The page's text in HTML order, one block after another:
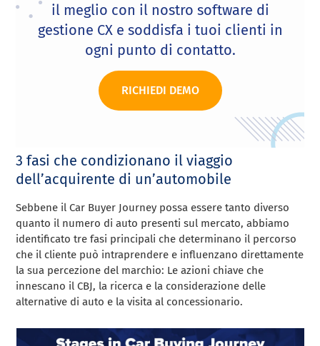
il meglio con il nostro software di
gestione CX e soddisfa i tuoi clienti in
ogni punto di contatto.
RICHIEDI DEMO
3 fasi che condizionano il viaggio
dell’acquirente di un’automobile
Sebbene il Car Buyer Journey possa essere tanto diverso
quanto il numero di auto presenti sul mercato, abbiamo
identificato tre fasi principali che determinano il percorso
che il cliente può intraprendere e influenzano direttamente
la sua percezione del marchio: Le azioni chiave che
innescano il CBJ, la ricerca e la considerazione delle
alternative di auto e la visita al concessionario.